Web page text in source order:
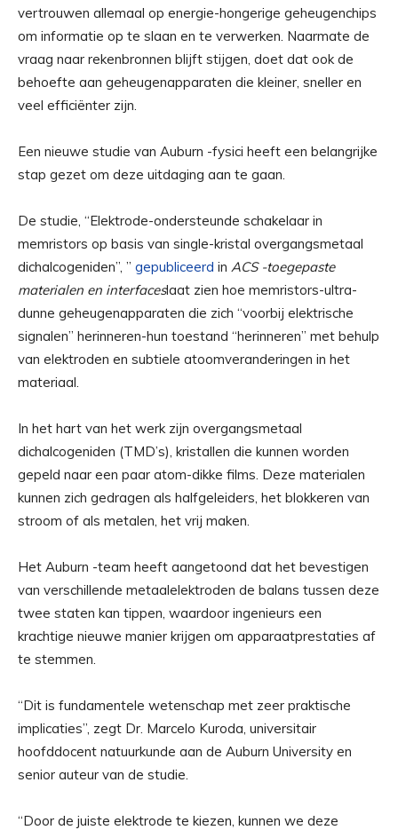
vertrouwen allemaal op energie-hongerige geheugenchips
om informatie op te slaan en te verwerken. Naarmate de
vraag naar rekenbronnen blijft stijgen, doet dat ook de
behoefte aan geheugenapparaten die kleiner, sneller en
veel efficiënter zijn.
Een nieuwe studie van Auburn -fysici heeft een belangrijke
stap gezet om deze uitdaging aan te gaan.
De studie, “Elektrode-ondersteunde schakelaar in
memristors op basis van single-kristal overgangsmetaal
dichalcogeniden”, ” gepubliceerd in ACS -toegepaste
materialen en interfaceslaat zien hoe memristors-ultra-
dunne geheugenapparaten die zich “voorbij elektrische
signalen” herinneren-hun toestand “herinneren” met behulp
van elektroden en subtiele atoomveranderingen in het
materiaal.
In het hart van het werk zijn overgangsmetaal
dichalcogeniden (TMD’s), kristallen die kunnen worden
gepeld naar een paar atom-dikke films. Deze materialen
kunnen zich gedragen als halfgeleiders, het blokkeren van
stroom of als metalen, het vrij maken.
Het Auburn -team heeft aangetoond dat het bevestigen
van verschillende metaalelektroden de balans tussen deze
twee staten kan tippen, waardoor ingenieurs een
krachtige nieuwe manier krijgen om apparaatprestaties af
te stemmen.
“Dit is fundamentele wetenschap met zeer praktische
implicaties”, zegt Dr. Marcelo Kuroda, universitair
hoofddocent natuurkunde aan de Auburn University en
senior auteur van de studie.
“Door de juiste elektrode te kiezen, kunnen we deze